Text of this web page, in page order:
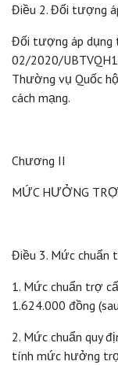
Điều 2. Đối tượng
Đối tượng áp dụng
02/2020/
Thường vụ Quốc
cách mạng.
Chương II
MỨC HƯỞNG
Điều 3. Mức chuẩn
1. Mức chuẩn trợ
1.624.000 đồng
2. Mức chuẩn quy
tính mức hưởng